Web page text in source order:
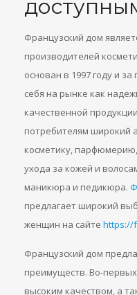
Французский дом
производителей
основан в 1997 году и
себя на рынке как
качественной
потребителям широкий
косметику,
ухода за кожей и
маникюра и педикюра.
предлагает широкий
женщин на сайте https://
Французский дом
преимуществ. Во-
высоким качеством, а